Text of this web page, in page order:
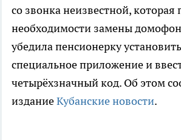
со звонка неизвестной,
необходимости замены
убедила пенсионерку
специальное приложение и
четырёхзначный код. Об этом
изданиеКубанские новости.